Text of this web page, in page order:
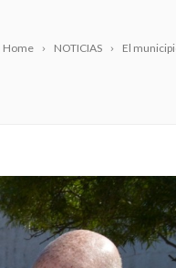
Home NOTICIAS El